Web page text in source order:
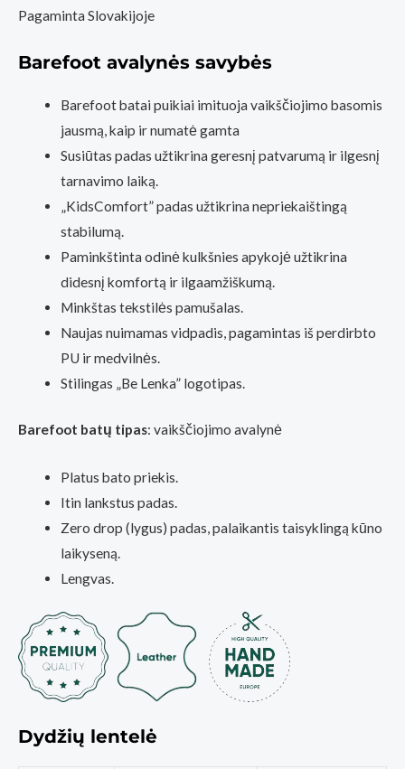
Pagaminta Slovakijoje
Barefoot avalynės savybės
Barefoot batai puikiai imituoja vaikščiojimo basomis
jausmą, kaip ir numatė gamta
Susiūtas padas užtikrina geresnį patvarumą ir ilgesnį
tarnavimo laiką.
„KidsComfort” padas užtikrina nepriekaištingą
stabilumą.
Paminkštinta odinė kulkšnies apykojė užtikrina
didesnį komfortą ir ilgaamžiškumą.
Minkštas tekstilės pamušalas.
Naujas nuimamas vidpadis, pagamintas iš perdirbto
PU ir medvilnės.
Stilingas „Be Lenka” logotipas.
Barefoot batų tipas: vaikščiojimo avalynė
Platus bato priekis.
Itin lankstus padas.
Zero drop (lygus) padas, palaikantis taisyklingą kūno
laikyseną.
Lengvas.
Dydžių lentelė